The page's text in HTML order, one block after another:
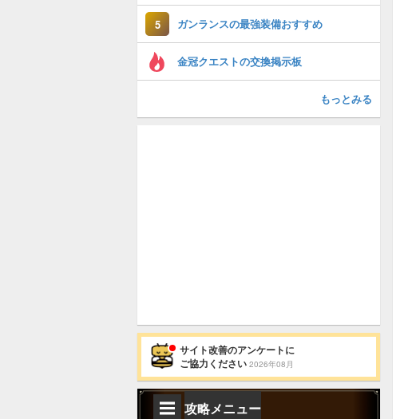
5 ガンランスの最強装備おすすめ
金冠クエストの交換掲示板
もっとみる
サイト改善のアンケートに
ご協力ください 2026年08月
攻略メニュー